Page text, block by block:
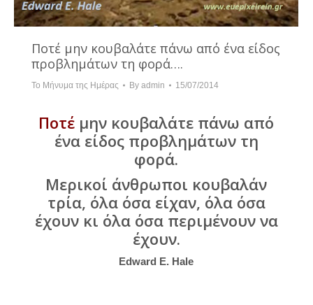
Ποτέ μην κουβαλάτε πάνω από ένα είδος
προβλημάτων τη φορά….
Το Μήνυμα της Ημέρας By admin 15/07/2014
Ποτέ μην κουβαλάτε πάνω από
ένα είδος προβλημάτων τη
φορά.
Μερικοί άνθρωποι κουβαλάν
τρία, όλα όσα είχαν, όλα όσα
έχουν κι όλα όσα περιμένουν να
έχουν.
Edward E. Hale